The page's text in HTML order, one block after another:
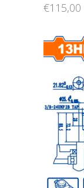
€115,00